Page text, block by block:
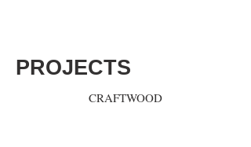
PROJECTS
CRAFTWOOD